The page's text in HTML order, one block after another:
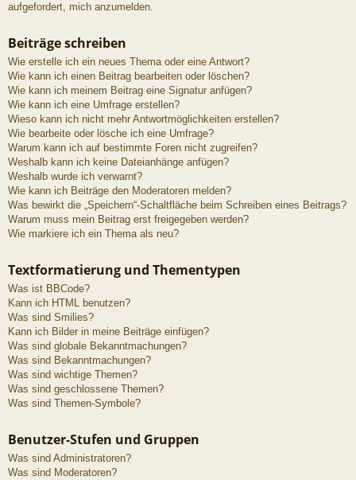
aufgefordert, mich anzumelden.
Beiträge schreiben
Wie erstelle ich ein neues Thema oder eine Antwort?
Wie kann ich einen Beitrag bearbeiten oder löschen?
Wie kann ich meinem Beitrag eine Signatur anfügen?
Wie kann ich eine Umfrage erstellen?
Wieso kann ich nicht mehr Antwortmöglichkeiten erstellen?
Wie bearbeite oder lösche ich eine Umfrage?
Warum kann ich auf bestimmte Foren nicht zugreifen?
Weshalb kann ich keine Dateianhänge anfügen?
Weshalb wurde ich verwarnt?
Wie kann ich Beiträge den Moderatoren melden?
Was bewirkt die „Speichern“-Schaltfläche beim Schreiben eines Beitrags?
Warum muss mein Beitrag erst freigegeben werden?
Wie markiere ich ein Thema als neu?
Textformatierung und Thementypen
Was ist BBCode?
Kann ich HTML benutzen?
Was sind Smilies?
Kann ich Bilder in meine Beiträge einfügen?
Was sind globale Bekanntmachungen?
Was sind Bekanntmachungen?
Was sind wichtige Themen?
Was sind geschlossene Themen?
Was sind Themen-Symbole?
Benutzer-Stufen und Gruppen
Was sind Administratoren?
Was sind Moderatoren?